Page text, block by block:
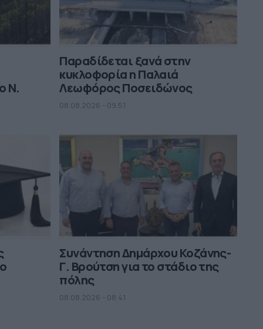
τη ΜΚΟ και την κατηγορία για φόνο
Ν.
Παραδίδεται ξανά στην
κυκλοφορία η Παλαιά
Λεωφόρος Ποσειδώνος
08.08.2026 - 09.51
Συνάντηση Δημάρχου Κοζάνης-
Γ. Βρούτση για το στάδιο της
πόλης
08.08.2026 - 08.41